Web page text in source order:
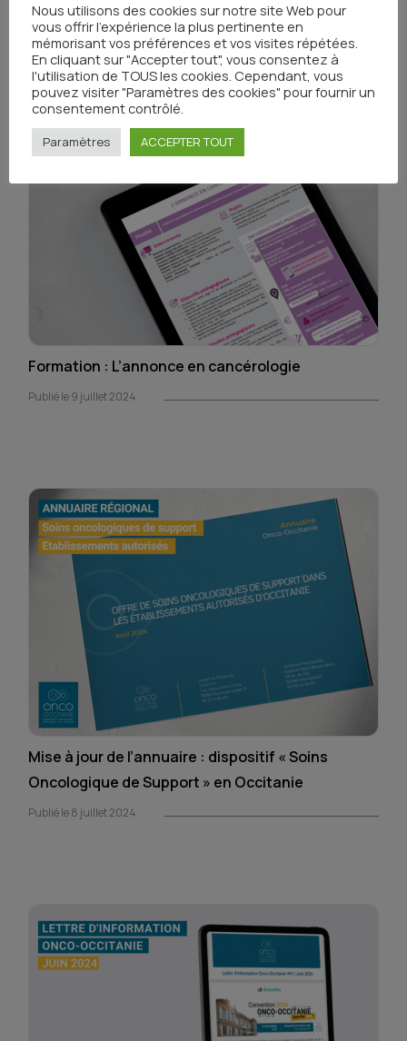
Publié le 10 juillet 2024
Formation : L’annonce en cancérologie
Publié le 9 juillet 2024
Mise à jour de l’annuaire : dispositif « Soins
Oncologique de Support » en Occitanie
Publié le 8 juillet 2024
Nous utilisons des cookies sur notre site Web pour
vous offrir l'expérience la plus pertinente en
mémorisant vos préférences et vos visites répétées.
En cliquant sur "Accepter tout", vous consentez à
l'utilisation de TOUS les cookies. Cependant, vous
pouvez visiter "Paramètres des cookies" pour fournir un
consentement contrôlé.
Paramètres ACCEPTER TOUT